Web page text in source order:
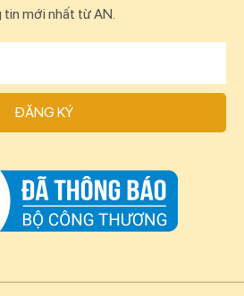
mới nhất từ AN.
ĐĂNG KÝ